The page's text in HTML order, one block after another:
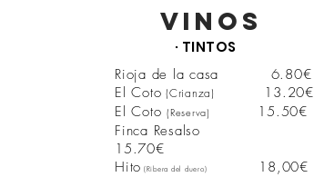
vinos
· TINTOS
Rioja de la casa
6.80€
El Coto (Crianza)
13.20€
El Coto (Reserva)
15.50€
Finca Resalso
15.70€
Hito (Ribera del duero)
18,00€